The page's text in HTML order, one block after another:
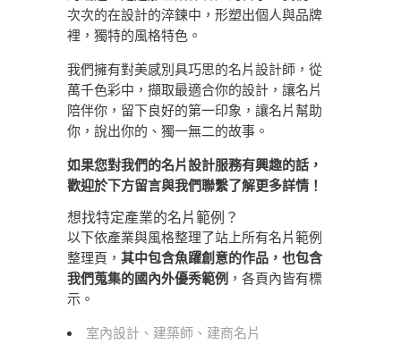
次次的在設計的淬鍊中，形塑出個人與品牌
裡，獨特的風格特色。
我們擁有對美感別具巧思的名片設計師，從
萬千色彩中，擷取最適合你的設計，讓名片
陪伴你，留下良好的第一印象，讓名片幫助
你，說出你的、獨一無二的故事。
如果您對我們的名片設計服務有興趣的話，
歡迎於下方留言與我們聯繫了解更多詳情！
想找特定產業的名片範例？
以下依產業與風格整理了站上所有名片範例
整理頁， 其中包含魚躍創意的作品，也包含
我們蒐集的國內外優秀範例 ，各頁內皆有標
示。
室內設計、建築師、建商名片